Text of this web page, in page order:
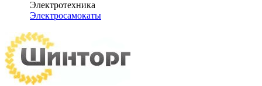
Электротехника
Электросамокаты